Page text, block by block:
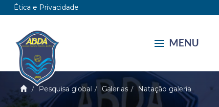
Ética e Privacidade
MENU
Pesquisa global Galerias Natação galeria